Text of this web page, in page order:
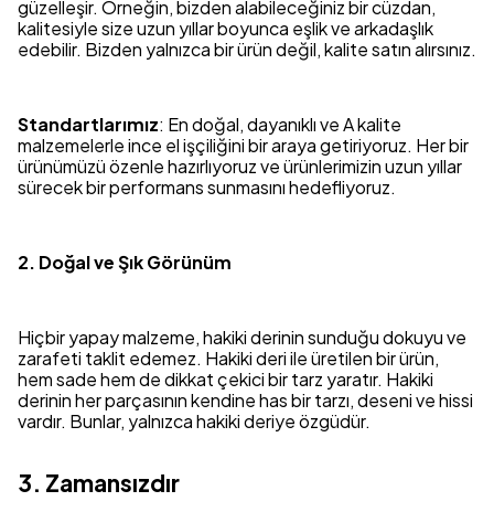
güzelleşir. Örneğin, bizden alabileceğiniz bir cüzdan,
kalitesiyle size uzun yıllar boyunca eşlik ve arkadaşlık
edebilir. Bizden yalnızca bir ürün değil, kalite satın alırsınız.
Standartlarımız: En doğal, dayanıklı ve A kalite
malzemelerle ince el işçiliğini bir araya getiriyoruz. Her bir
ürünümüzü özenle hazırlıyoruz ve ürünlerimizin uzun yıllar
sürecek bir performans sunmasını hedefliyoruz.
2. Doğal ve Şık Görünüm
Hiçbir yapay malzeme, hakiki derinin sunduğu dokuyu ve
zarafeti taklit edemez. Hakiki deri ile üretilen bir ürün,
hem sade hem de dikkat çekici bir tarz yaratır. Hakiki
derinin her parçasının kendine has bir tarzı, deseni ve hissi
vardır. Bunlar, yalnızca hakiki deriye özgüdür.
3. Zamansızdır